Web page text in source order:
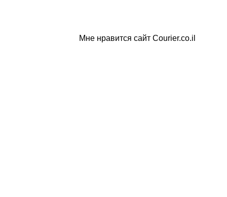
Мне нравится сайт Courier.co.il